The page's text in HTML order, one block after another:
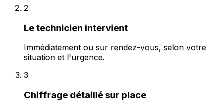
2
Le technicien intervient
Immédiatement ou sur rendez-vous, selon votre
situation et l'urgence.
3
Chiffrage détaillé sur place